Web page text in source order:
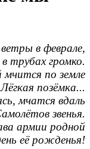
в феврале,
трубах громко.
мчится по земле
Лёгкая позёмка...
мчатся вдаль
звенья.
армии родной
её рожденья!